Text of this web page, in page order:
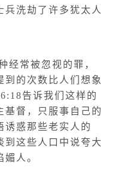
兵洗劫了许多犹太人
经常被忽视的罪，
到的次数比人们想象
告诉我们这样的
基督，只服事自己的
诱惑那些老实人的
到这些人口中说夸大
人。